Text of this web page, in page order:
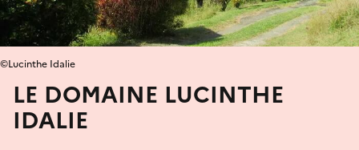
LE DOMAINE LUCINTHE
IDALIE
©Lucinthe Idalie